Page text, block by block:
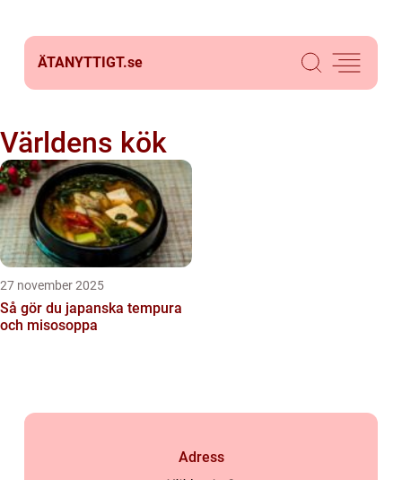
ÄTANYTTIGT.se
Världens kök
27 november 2025
Så gör du japanska tempura
och misosoppa
Adress